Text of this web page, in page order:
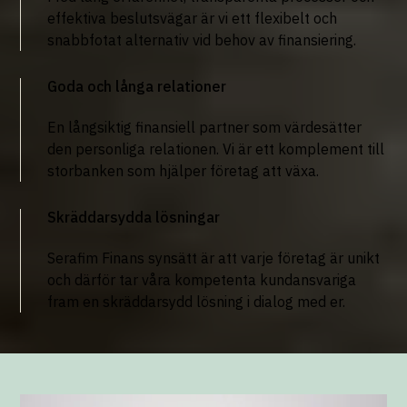
effektiva beslutsvägar är vi ett flexibelt och
snabbfotat alternativ vid behov av finansiering.
Goda och långa relationer
En långsiktig finansiell partner som värdesätter
den personliga relationen. Vi är ett komplement till
storbanken som hjälper företag att växa.
Skräddarsydda lösningar
Serafim Finans synsätt är att varje företag är unikt
och därför tar våra kompetenta kundansvariga
fram en skräddarsydd lösning i dialog med er.